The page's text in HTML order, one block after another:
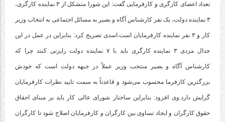
تعداد اعضای کارگری و کارفرمایی گفت: این شورا متشکل از ۳ نماینده کارگری،
۳ نماینده دولت، یک نفر کارشناس آگاه و بصیر به مسائل اجتماعی به انتخاب وزیر
کار و ۳ نفر نماینده کارفرمایان است.اسدی تصریح کرد: بنابراین در عمل در این
جدال مزدی ۳ نماینده کارگری باید با ۷ نماینده دولت رایزنی کنند چرا که
کارشناس آگاه و بصیر منتخب وزیر عملاً در جبهه دولت است که خودش
بزرگترین کارفرما محسوب می‌شود و قاعدتاً به سمت تایید نظرات کارفرمایان
گرایش دارد.وی افزود: بنابراین ساختار شورای عالی کار باید بر مبنای احقاق
حقوق کارگران و ایجاد تساوی بین کارگران و کارفرمایان اصلاح شود تا کارگران